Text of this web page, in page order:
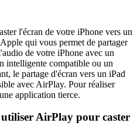
l'écran de votre iPhone vers un
qui vous permet de partager
de votre iPhone avec un
intelligente compatible ou un
le partage d'écran vers un iPad
avec AirPlay. Pour réaliser
application tierce.
AirPlay pour caster